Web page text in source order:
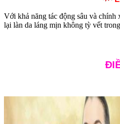
Với khả năng tác động sâu và chính
lại làn da láng mịn không tỳ vết